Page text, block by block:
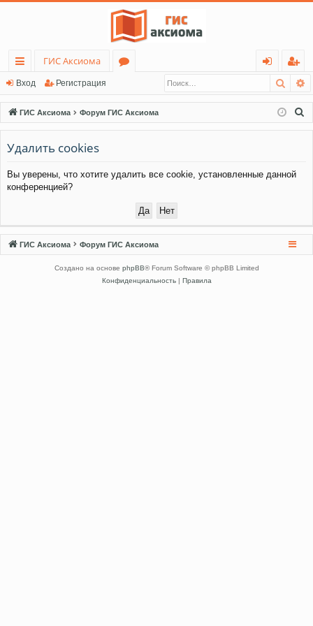
с
ы
лк
и
ГИС Аксиома
ру
м
д
ег
ис
тр
ия
Вход Регистрация
ГИС Аксиома Форум ГИС Аксиома
Удалить cookies
Вы уверены, что хотите удалить все cookie, установленные данной
конференцией?
ГИС Аксиома Форум ГИС Аксиома
Создано на основе phpBB® Forum Software © phpBB Limited
Конфиденциальность| Правила